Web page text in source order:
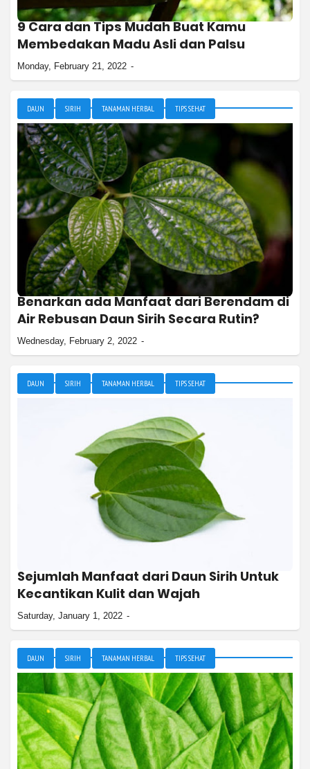
9 Cara dan Tips Mudah Buat Kamu
Membedakan Madu Asli dan Palsu
Monday, February 21, 2022
DAUN SIRIH TANAMAN HERBAL TIPS SEHAT
Benarkan ada Manfaat dari Berendam di
Air Rebusan Daun Sirih Secara Rutin?
Wednesday, February 2, 2022
DAUN SIRIH TANAMAN HERBAL TIPS SEHAT
Sejumlah Manfaat dari Daun Sirih Untuk
Kecantikan Kulit dan Wajah
Saturday, January 1, 2022
DAUN SIRIH TANAMAN HERBAL TIPS SEHAT